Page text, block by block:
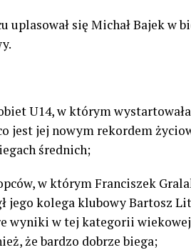
uplasował się Michał Bajek w
U14, w którym wystartowała
jest jej nowym rekordem
średnich;
w którym Franciszek
jego kolega klubowy Bartosz
wyniki w tej kategorii
że bardzo dobrze biega;